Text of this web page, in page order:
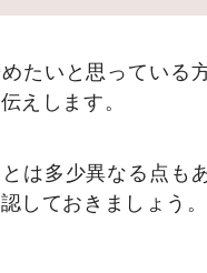
たいと思っている
えします。
は多少異なる点も
しておきましょう。